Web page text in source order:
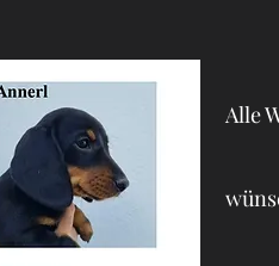
Alle